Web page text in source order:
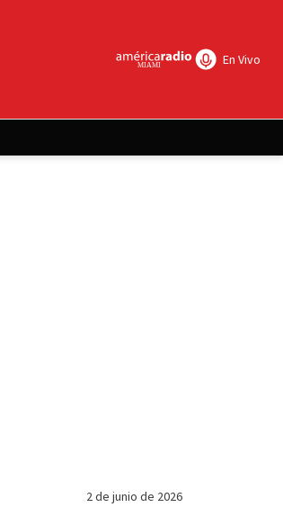
En Vivo
2 de junio de 2026